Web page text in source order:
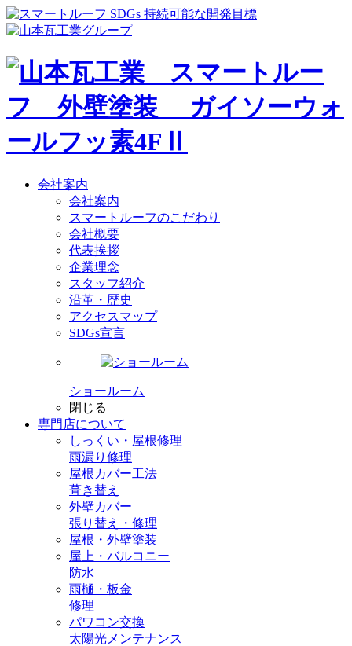
会社案内
会社案内
スマートルーフのこだわり
会社概要
代表挨拶
企業理念
スタッフ紹介
沿革・歴史
アクセスマップ
SDGs宣言
ショールーム
閉じる
専門店について
しっくい・屋根修理
雨漏り修理
屋根カバー工法
葺き替え
外壁カバー
張り替え・修理
屋根・外壁塗装
屋上・バルコニー
防水
雨樋・板金
修理
パワコン交換
太陽光メンテナンス